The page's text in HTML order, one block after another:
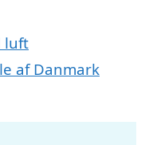
luft
af Danmark